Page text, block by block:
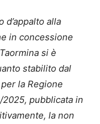
d’appalto alla
in concessione
si è
stabilito dal
la Regione
pubblicata in
la non